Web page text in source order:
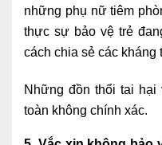
những phụ nữ tiêm
thực sự bảo vệ trẻ
cách chia sẻ các kháng
Những đồn thổi tai hại
toàn không chính xác.